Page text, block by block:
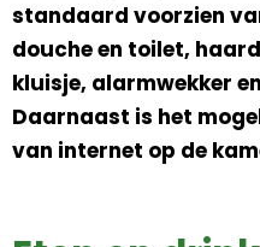
standaard voorzien
douche en toilet,
kluisje, alarmwekker
Daarnaast is het
van internet op de